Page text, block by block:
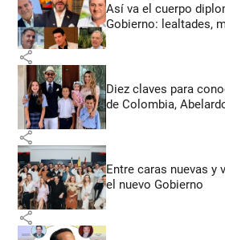
Así va el cuerpo
Gobierno: lealtades,
share
Diez claves para
de Colombia,
share
Entre caras nuevas
el nuevo Gobierno
share